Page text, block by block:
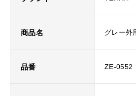
商品名 グレー外
品番 ZE-0552